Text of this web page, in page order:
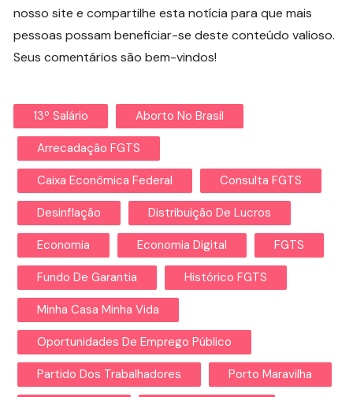
nosso site e compartilhe esta notícia para que mais
pessoas possam beneficiar-se deste conteúdo valioso.
Seus comentários são bem-vindos!
13º Salário Aborto No Brasil
Arrecadação FGTS
Caixa Econômica Federal Consulta FGTS
Desinflação Distribuição De Lucros
Economia Economia Digital FGTS
Fundo De Garantia Histórico FGTS
Minha Casa Minha Vida
Oportunidades De Emprego Público
Partido Dos Trabalhadores Porto Maravilha